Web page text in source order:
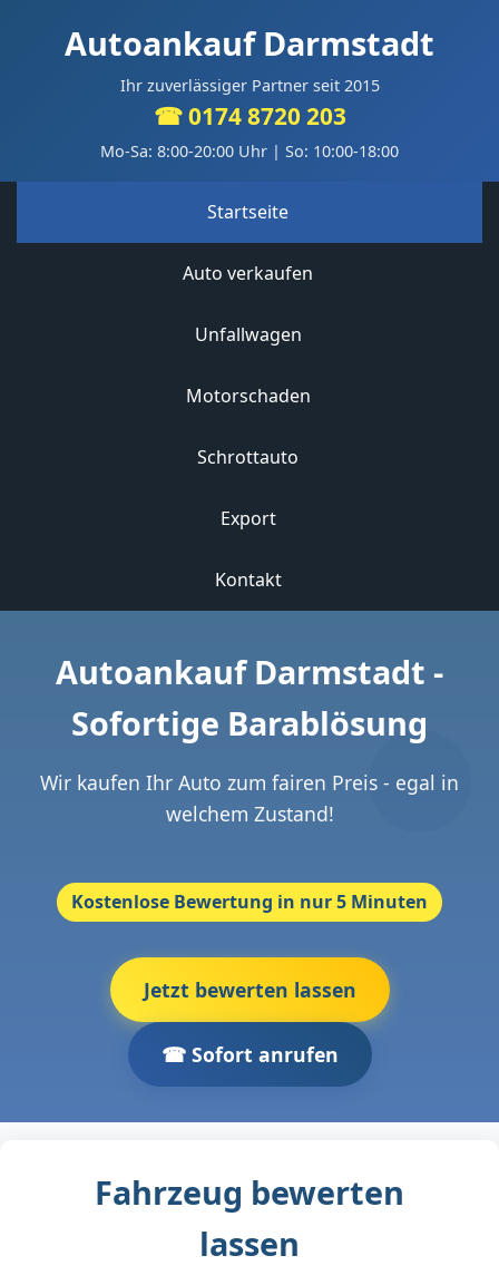
Autoankauf Darmstadt
Ihr zuverlässiger Partner seit 2015
☎ 0174 8720 203
Mo-Sa: 8:00-20:00 Uhr | So: 10:00-18:00
Startseite
Auto verkaufen
Unfallwagen
Motorschaden
Schrottauto
Export
Kontakt
Autoankauf Darmstadt -
Sofortige Barablösung
Wir kaufen Ihr Auto zum fairen Preis - egal in
welchem Zustand!
Kostenlose Bewertung in nur 5 Minuten
Jetzt bewerten lassen
☎ Sofort anrufen
Fahrzeug bewerten
lassen